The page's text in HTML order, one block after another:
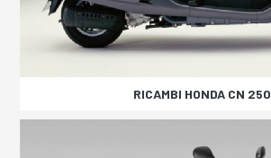
RICAMBI HONDA CN 250